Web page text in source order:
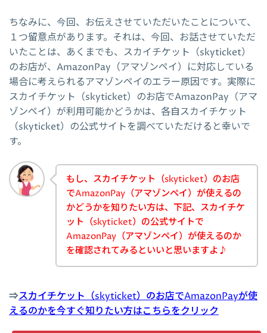
ちなみに、今回、お伝えさせていただいたことについて、
１つ留意点があります。それは、今回、お話させていただ
いたことは、あくまでも、スカイチケット（skyticket）
のお店が、AmazonPay（アマゾンペイ）に対応している
場合に考えられるアマゾンペイのエラー原因です。実際に
スカイチケット（skyticket）のお店でAmazonPay（アマ
ゾンペイ）が利用可能かどうかは、各自スカイチケット
（skyticket）の公式サイトを調べていただけると幸いで
す。
もし、スカイチケット（skyticket）のお店
でAmazonPay（アマゾンペイ）が使えるの
かどうかを知りたい方は、下記、スカイチケ
ット（skyticket）の公式サイトで
AmazonPay（アマゾンペイ）が使えるのか
を確認されてみるといいと思いますよ♪
⇒スカイチケット（skyticket）のお店でAmazonPayが使
えるのかを今すぐ知りたい方はこちらをクリック